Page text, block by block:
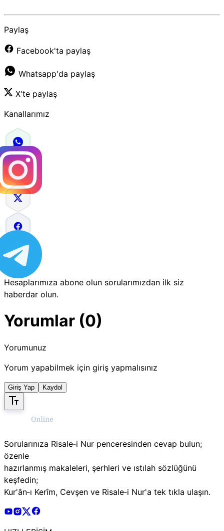
Paylaş
Facebook'ta paylaş
Whatsapp'da paylaş
X'te paylaş
Kanallarımız
Hesaplarımıza abone olun sorularımızdan ilk siz
haberdar olun.
Yorumlar (0)
Yorumunuz
Yorum yapabilmek için giriş yapmalısınız
Giriş Yap Kaydol
Sorularınıza Risale‑i Nur penceresinden cevap bulun;
özenle
hazırlanmış makaleleri, şerhleri ve ıstılah sözlüğünü
keşfedin;
Kur'ân‑ı Kerîm, Cevşen ve Risale‑i Nur'a tek tıkla ulaşın.
Risale Online Youtube Hesabı
Risale Online Instagram Hesabı
Risale Online X Hesabı